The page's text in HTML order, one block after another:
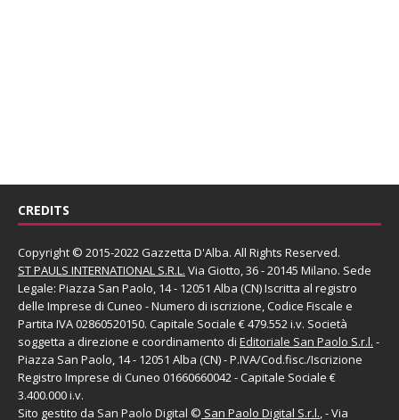
CREDITS
Copyright © 2015-2022 Gazzetta D'Alba. All Rights Reserved.
ST PAULS INTERNATIONAL S.R.L. Via Giotto, 36 - 20145 Milano. Sede
Legale: Piazza San Paolo, 14 - 12051 Alba (CN) Iscritta al registro
delle Imprese di Cuneo - Numero di iscrizione, Codice Fiscale e
Partita IVA 02860520150. Capitale Sociale € 479.552 i.v. Società
soggetta a direzione e coordinamento di Editoriale San Paolo S.r.l. -
Piazza San Paolo, 14 - 12051 Alba (CN) - P.IVA/Cod.fisc./Iscrizione
Registro Imprese di Cuneo 01660660042 - Capitale Sociale €
3.400.000 i.v.
Sito gestito da San Paolo Digital © San Paolo Digital S.r.l., - Via